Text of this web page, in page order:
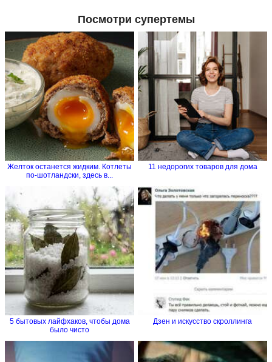
Посмотри супертемы
Желток останется жидким. Котлеты
по-шотландски, здесь в...
11 недорогих товаров для дома
5 бытовых лайфхаков, чтобы дома
было чисто
Дзен и искусство скроллинга